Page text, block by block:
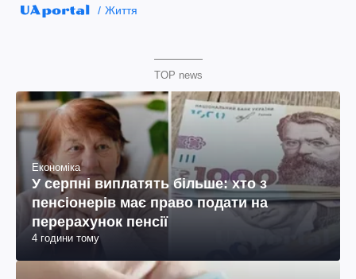
Життя
TOP news
Економіка
У серпні виплатять більше: хто з
пенсіонерів має право подати на
перерахунок пенсії
4 години тому